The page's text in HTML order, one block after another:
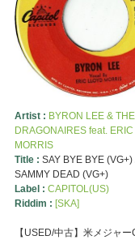
Artist : BYRON LEE & THE
DRAGONAIRES feat.
MORRIS
Title : SAY BYE BYE (VG+)
SAMMY DEAD (VG+)
Label : CAPITOL(US)
Riddim : [SKA]
【USED/中古】米メジャ